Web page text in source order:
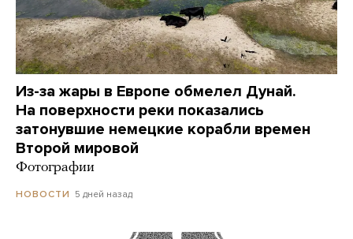
Из-за жары в Европе обмелел Дунай.
На поверхности реки показались
затонувшие немецкие корабли времен
Второй мировой
Фотографии
НОВОСТИ 5 дней назад